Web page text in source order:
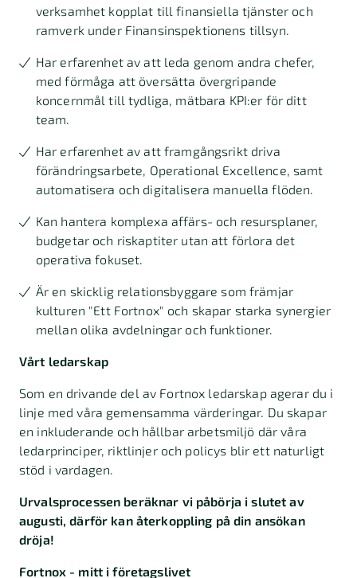
verksamhet kopplat till finansiella tjänster och
ramverk under Finansinspektionens tillsyn.
Har erfarenhet av att leda genom andra chefer,
med förmåga att översätta övergripande
koncernmål till tydliga, mätbara KPI:er för ditt
team.
Har erfarenhet av att framgångsrikt driva
förändringsarbete, Operational Excellence, samt
automatisera och digitalisera manuella flöden.
Kan hantera komplexa affärs- och resursplaner,
budgetar och riskaptiter utan att förlora det
operativa fokuset.
Är en skicklig relationsbyggare som främjar
kulturen "Ett Fortnox" och skapar starka synergier
mellan olika avdelningar och funktioner.
Vårt ledarskap
Som en drivande del av Fortnox ledarskap agerar du i
linje med våra gemensamma värderingar. Du skapar
en inkluderande och hållbar arbetsmiljö där våra
ledarprinciper, riktlinjer och policys blir ett naturligt
stöd i vardagen.
Urvalsprocessen beräknar vi påbörja i slutet av
augusti, därför kan återkoppling på din ansökan
dröja!
Fortnox - mitt i företagslivet